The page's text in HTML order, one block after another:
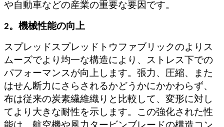
や自動車などの産業の重要な要因です。
2。機械性能の向上
スプレッドスプレッドトウファブリックのよりス
ムーズでより均一な構造により、ストレス下での
パフォーマンスが向上します。張力、圧縮、また
はせん断力にさらされるかどうかにかかわらず、
布は従来の炭素繊維織りと比較して、変形に対し
てより大きな耐性を示します。この強化された性